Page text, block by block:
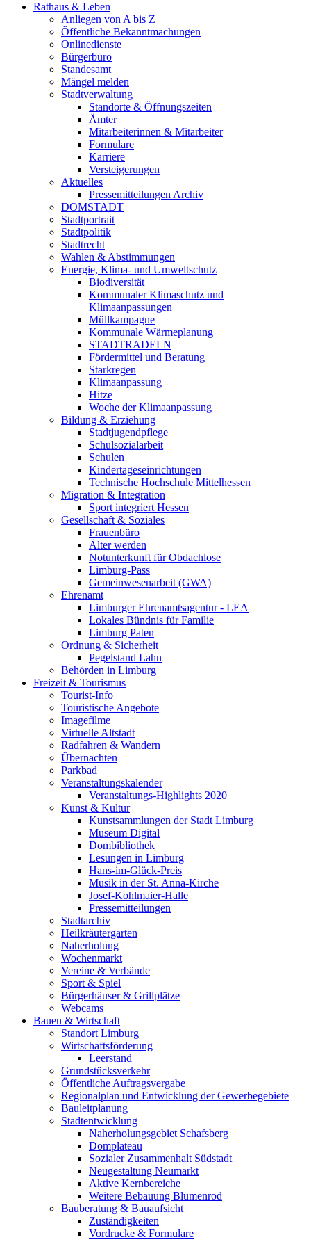
Rathaus & Leben
Anliegen von A bis Z
Öffentliche Bekanntmachungen
Onlinedienste
Bürgerbüro
Standesamt
Mängel melden
Stadtverwaltung
Standorte & Öffnungszeiten
Ämter
Mitarbeiterinnen & Mitarbeiter
Formulare
Karriere
Versteigerungen
Aktuelles
Pressemitteilungen Archiv
DOMSTADT
Stadtportrait
Stadtpolitik
Stadtrecht
Wahlen & Abstimmungen
Energie, Klima- und Umweltschutz
Biodiversität
Kommunaler Klimaschutz und
Klimaanpassungen
Müllkampagne
Kommunale Wärmeplanung
STADTRADELN
Fördermittel und Beratung
Starkregen
Klimaanpassung
Hitze
Woche der Klimaanpassung
Bildung & Erziehung
Stadtjugendpflege
Schulsozialarbeit
Schulen
Kindertageseinrichtungen
Technische Hochschule Mittelhessen
Migration & Integration
Sport integriert Hessen
Gesellschaft & Soziales
Frauenbüro
Älter werden
Notunterkunft für Obdachlose
Limburg-Pass
Gemeinwesenarbeit (GWA)
Ehrenamt
Limburger Ehrenamtsagentur - LEA
Lokales Bündnis für Familie
Limburg Paten
Ordnung & Sicherheit
Pegelstand Lahn
Behörden in Limburg
Freizeit & Tourismus
Tourist-Info
Touristische Angebote
Imagefilme
Virtuelle Altstadt
Radfahren & Wandern
Übernachten
Parkbad
Veranstaltungskalender
Veranstaltungs-Highlights 2020
Kunst & Kultur
Kunstsammlungen der Stadt Limburg
Museum Digital
Dombibliothek
Lesungen in Limburg
Hans-im-Glück-Preis
Musik in der St. Anna-Kirche
Josef-Kohlmaier-Halle
Pressemitteilungen
Stadtarchiv
Heilkräutergarten
Naherholung
Wochenmarkt
Vereine & Verbände
Sport & Spiel
Bürgerhäuser & Grillplätze
Webcams
Bauen & Wirtschaft
Standort Limburg
Wirtschaftsförderung
Leerstand
Grundstücksverkehr
Öffentliche Auftragsvergabe
Regionalplan und Entwicklung der Gewerbegebiete
Bauleitplanung
Stadtentwicklung
Naherholungsgebiet Schafsberg
Domplateau
Sozialer Zusammenhalt Südstadt
Neugestaltung Neumarkt
Aktive Kernbereiche
Weitere Bebauung Blumenrod
Bauberatung & Bauaufsicht
Zuständigkeiten
Vordrucke & Formulare